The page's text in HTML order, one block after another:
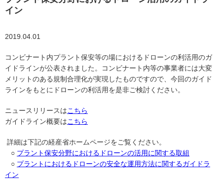
協会連絡先
産業ガス・医療ガスについて
協会案内
事業者の方へ
セミナー・イベント
eラーニング・教育資料
イン
2019.04.01
コンビナート内プラント保安等の場におけるドローンの利活用のガ
イドラインが公表されました。コンビナート内等の事業者には大変
メリットのある規制合理化が実現したものですので、今回のガイド
ラインをもとにドローンの利活用を是非ご検討ください。
ニュースリリースはこちら
ガイドライン概要はこちら
詳細は下記の経産省ホームページをご覧ください。
○ プラント保安分野におけるドローンの活用に関する取組
○ プラントにおけるドローンの安全な運用方法に関するガイドラ
イン